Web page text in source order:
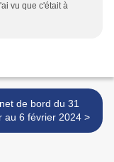
vu que c'était à
de bord du 31
janvier au 6 février 2024 >